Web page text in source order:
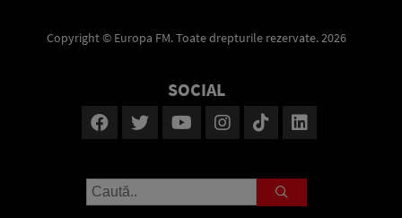
Copyright © Europa FM. Toate drepturile rezervate. 2026
SOCIAL